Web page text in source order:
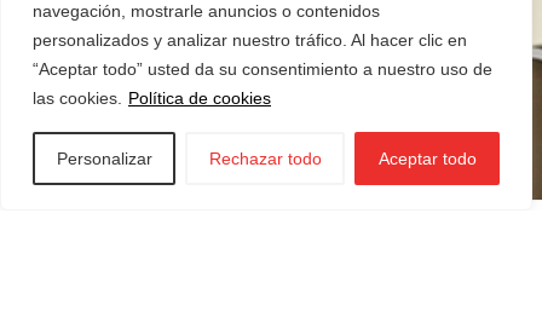
navegación, mostrarle anuncios o contenidos
personalizados y analizar nuestro tráfico. Al hacer clic en
“Aceptar todo” usted da su consentimiento a nuestro uso de
las cookies.
Política de cookies
Personalizar Rechazar todo Aceptar todo